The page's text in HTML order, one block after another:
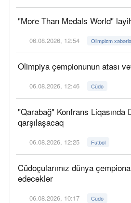
"More Than Medals World"
06.08.2026, 12:54 Olimpizm
Olimpiya çempionunun atası
06.08.2026, 12:46 Cüdo
"Qarabağ" Konfrans Liqasında
qarşılaşacaq
06.08.2026, 12:25 Futbol
Cüdoçularımız dünya
edəcəklər
06.08.2026, 10:17 Cüdo